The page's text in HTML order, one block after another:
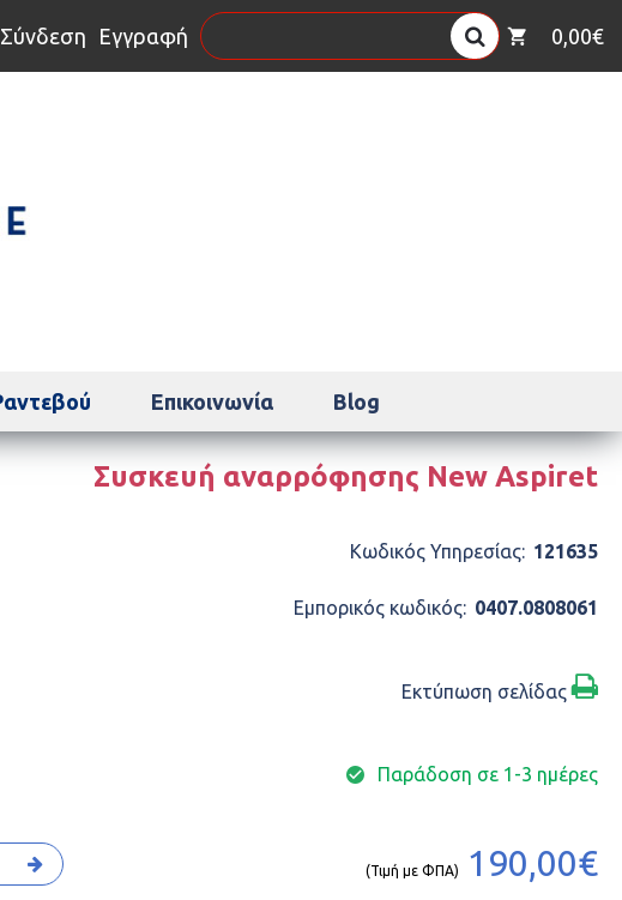
Σύνδεση Εγγραφή 0,00€
Επικοινωνία Blog
Συσκευή αναρρόφησης New Aspiret
Κωδικός Υπηρεσίας: 121635
Εμπορικός κωδικός: 0407.0808061
Παράδοση σε 1-3 ημέρες
(Τιμή με ΦΠΑ) 190,00€
Εκτύπωση σελίδας